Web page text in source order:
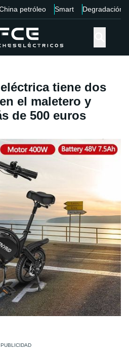
petróleo Smart Degradación
tiene dos
el maletero y
de 500 euros